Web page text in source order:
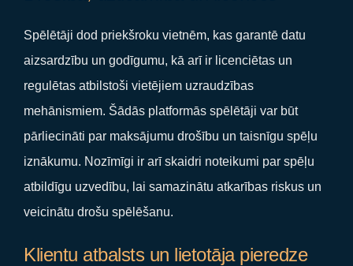
Spēlētāji dod priekšroku vietnēm, kas garantē datu
aizsardzību un godīgumu, kā arī ir licenciētas un
regulētas atbilstoši vietējiem uzraudzības
mehānismiem. Šādās platformās spēlētāji var būt
pārliecināti par maksājumu drošību un taisnīgu spēļu
iznākumu. Nozīmīgi ir arī skaidri noteikumi par spēļu
atbildīgu uzvedību, lai samazinātu atkarības riskus un
veicinātu drošu spēlēšanu.
Klientu atbalsts un lietotāja pieredze